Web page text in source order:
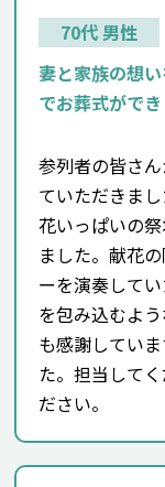
70代 男性
妻と家族の想
でお葬式がで
参列者の皆さ
ていただきま
花いっぱいの
ました。献花
ーを演奏して
を包み込むよ
も感謝してい
た。担当して
ださい。